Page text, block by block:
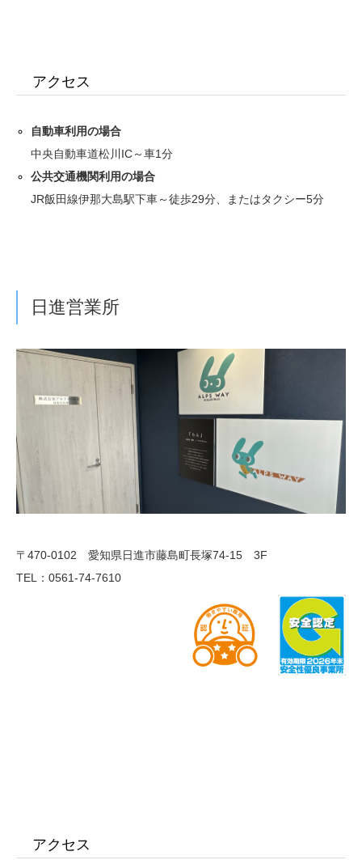
アクセス
自動車利用の場合
中央自動車道松川IC～車1分
公共交通機関利用の場合
JR飯田線伊那大島駅下車～徒歩29分、またはタクシー5分
日進営業所
〒470-0102 愛知県日進市藤島町長塚74-15 3F
TEL：0561-74-7610
アクセス